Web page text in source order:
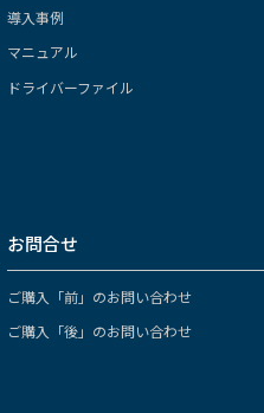
導入事例
マニュアル
ドライバーファイル
お問合せ
ご購入「前」のお問い合わせ
ご購入「後」のお問い合わせ